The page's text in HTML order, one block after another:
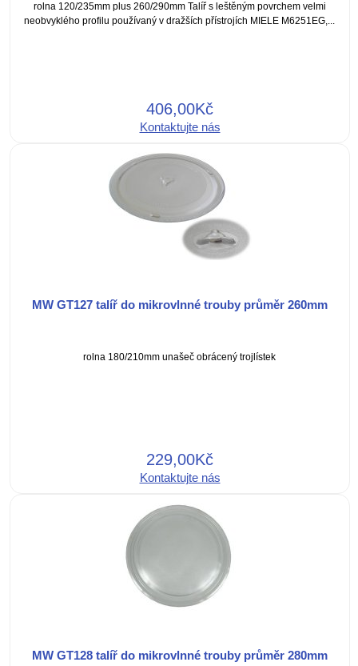
rolna 120/235mm plus 260/290mm Talíř s leštěným povrchem velmi
neobvyklého profilu používaný v dražších přístrojích MIELE M6251EG,...
406,00Kč
Kontaktujte nás
MW GT127 talíř do mikrovlnné trouby průměr 260mm
rolna 180/210mm unašeč obrácený trojlístek
229,00Kč
Kontaktujte nás
MW GT128 talíř do mikrovlnné trouby průměr 280mm